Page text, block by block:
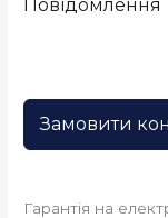
Повідомлення
Замовити
Гарантія на